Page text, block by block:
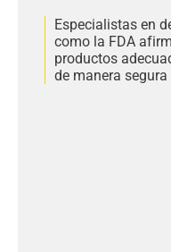
Especialistas en
como la FDA
productos
de manera